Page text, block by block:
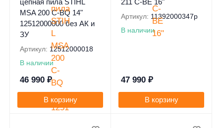
цепная пила STIHL
MSA 200 C-BQ 14"
12512000000 без АК и
ЗУ
Артикул: 12512000018
В наличии
46 990 ₽
В корзину
211 C-BE 16"
Артикул: 11392000347p
В наличии
47 990 ₽
В корзину